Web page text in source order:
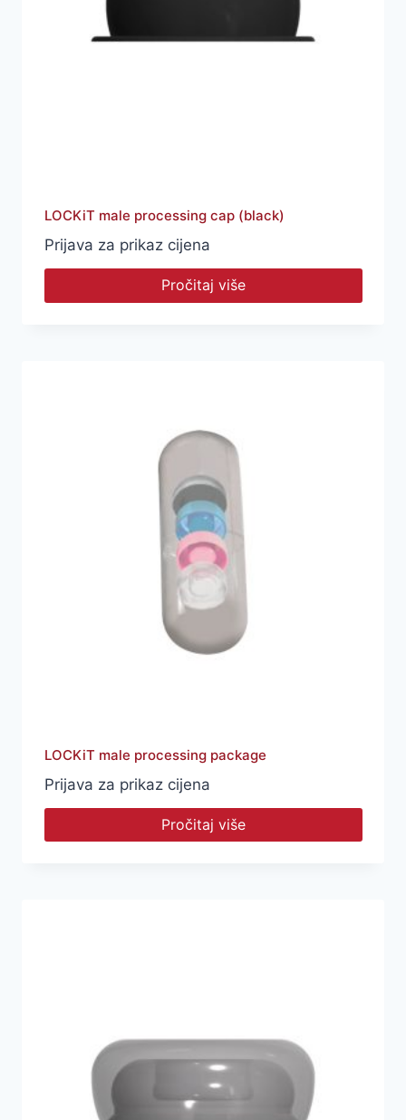
LOCKiT male processing cap (black)
Prijava za prikaz cijena
Pročitaj više
LOCKiT male processing package
Prijava za prikaz cijena
Pročitaj više